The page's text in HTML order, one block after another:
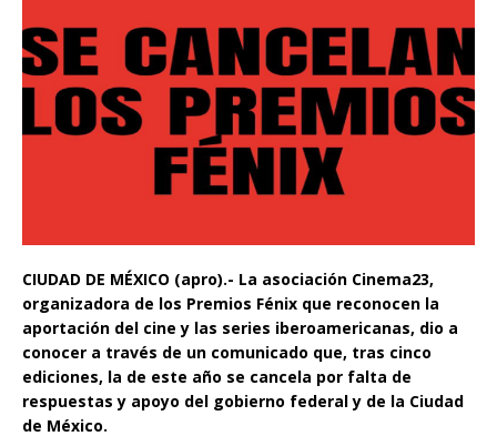
CIUDAD DE MÉXICO (apro).- La asociación Cinema23,
organizadora de los Premios Fénix que reconocen la
aportación del cine y las series iberoamericanas, dio a
conocer a través de un comunicado que, tras cinco
ediciones, la de este año se cancela por falta de
respuestas y apoyo del gobierno federal y de la Ciudad
de México.